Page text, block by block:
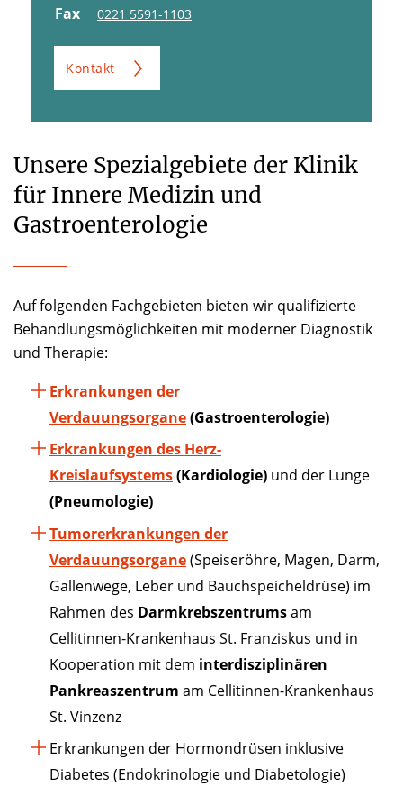
Fax 0221 5591-1103
Kontakt
Unsere Spezialgebiete der Klinik
für Innere Medizin und
Gastroenterologie
Auf folgenden Fachgebieten bieten wir qualifizierte
Behandlungsmöglichkeiten mit moderner Diagnostik
und Therapie:
Erkrankungen der
Verdauungsorgane(Gastroenterologie)
Erkrankungen des Herz-
Kreislaufsystems(Kardiologie) und der Lunge
(Pneumologie)
Tumorerkrankungen der
Verdauungsorgane(Speiseröhre, Magen, Darm,
Gallenwege, Leber und Bauchspeicheldrüse) im
Rahmen des Darmkrebszentrumsam
Cellitinnen-Krankenhaus St. Franziskus und in
Kooperation mit dem interdisziplinären
Pankreaszentrum am Cellitinnen-Krankenhaus
St. Vinzenz
Erkrankungen der Hormondrüsen inklusive
Diabetes (Endokrinologie und Diabetologie)